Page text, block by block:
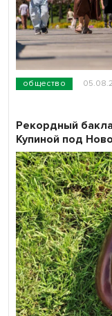
общество
Рекордный
Купиной под